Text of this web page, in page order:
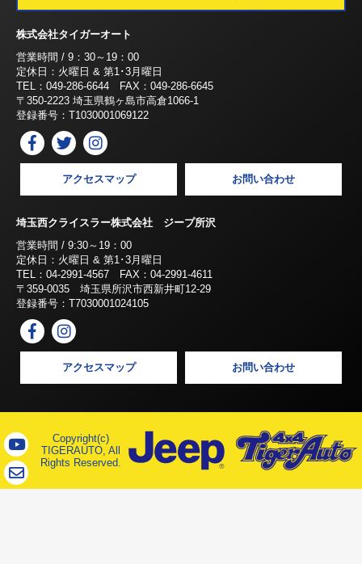
株式会社タイガーオート
営業時間 / 9：30～19：00
定休日：火曜日 & 第1･3月曜日
TEL：049-286-6644 FAX：049-286-6645
〒350-2223 埼玉県鶴ヶ島市高倉1066-1
登録番号：T1030001069122
アクセスマップ お問い合わせ
埼玉西クライスラー株式会社 ジープ所沢
営業時間 / 9:30～19：00
定休日：火曜日 & 第1･3月曜日
TEL：04-2991-4567 FAX：04-2991-4611
〒359-0035 埼玉県所沢市西新井町12-29
登録番号：T7030001024105
アクセスマップ お問い合わせ
Copyright(c)
TIGERAUTO, All
Rights Reserved.